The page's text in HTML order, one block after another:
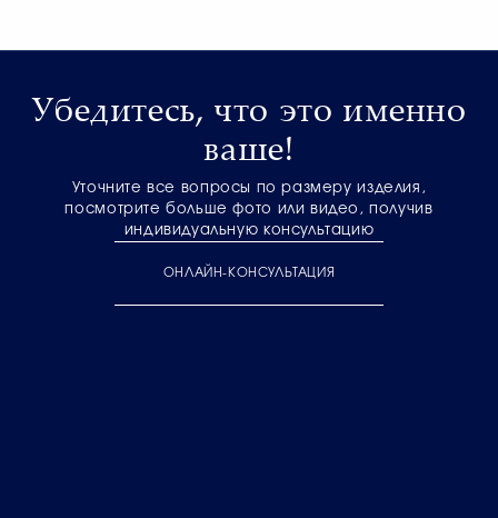
Убедитесь, что это именно
ваше!
Уточните все вопросы по размеру изделия,
посмотрите больше фото или видео, получив
индивидуальную консультацию
ОНЛАЙН-КОНСУЛЬТАЦИЯ